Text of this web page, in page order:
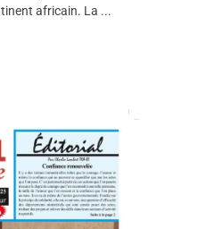
africain. La ...